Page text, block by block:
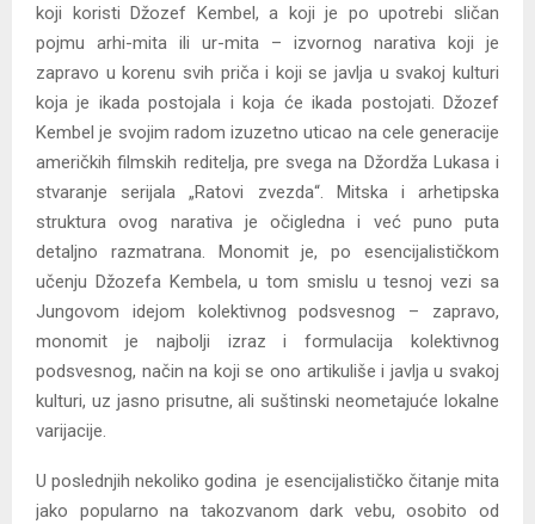
koji koristi Džozef Kembel, a koji je po upotrebi sličan
pojmu arhi-mita ili ur-mita – izvornog narativa koji je
zapravo u korenu svih priča i koji se javlja u svakoj kulturi
koja je ikada postojala i koja će ikada postojati. Džozef
Kembel je svojim radom izuzetno uticao na cele generacije
američkih filmskih reditelja, pre svega na Džordža Lukasa i
stvaranje serijala „Ratovi zvezda“. Mitska i arhetipska
struktura ovog narativa je očigledna i već puno puta
detaljno razmatrana. Monomit je, po esencijalističkom
učenju Džozefa Kembela, u tom smislu u tesnoj vezi sa
Jungovom idejom kolektivnog podsvesnog – zapravo,
monomit je najbolji izraz i formulacija kolektivnog
podsvesnog, način na koji se ono artikuliše i javlja u svakoj
kulturi, uz jasno prisutne, ali suštinski neometajuće lokalne
varijacije.
U poslednjih nekoliko godina je esencijalističko čitanje mita
jako popularno na takozvanom dark vebu, osobito od